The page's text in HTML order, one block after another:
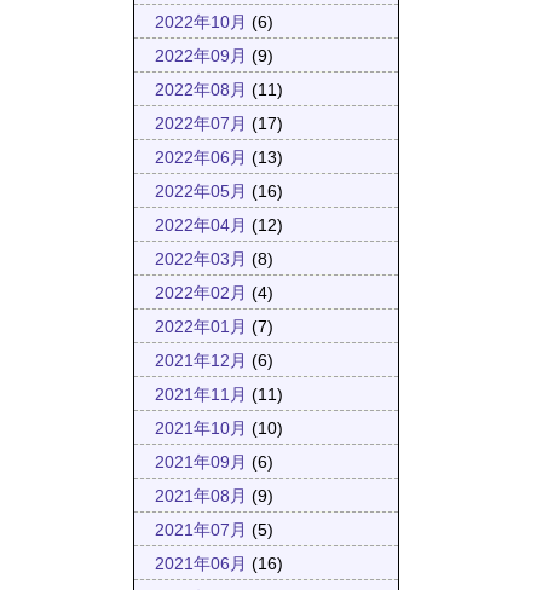
2022年10月 (6)
2022年09月 (9)
2022年08月 (11)
2022年07月 (17)
2022年06月 (13)
2022年05月 (16)
2022年04月 (12)
2022年03月 (8)
2022年02月 (4)
2022年01月 (7)
2021年12月 (6)
2021年11月 (11)
2021年10月 (10)
2021年09月 (6)
2021年08月 (9)
2021年07月 (5)
2021年06月 (16)